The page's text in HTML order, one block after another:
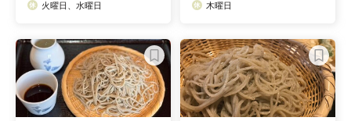
火曜日、水曜日
木曜日